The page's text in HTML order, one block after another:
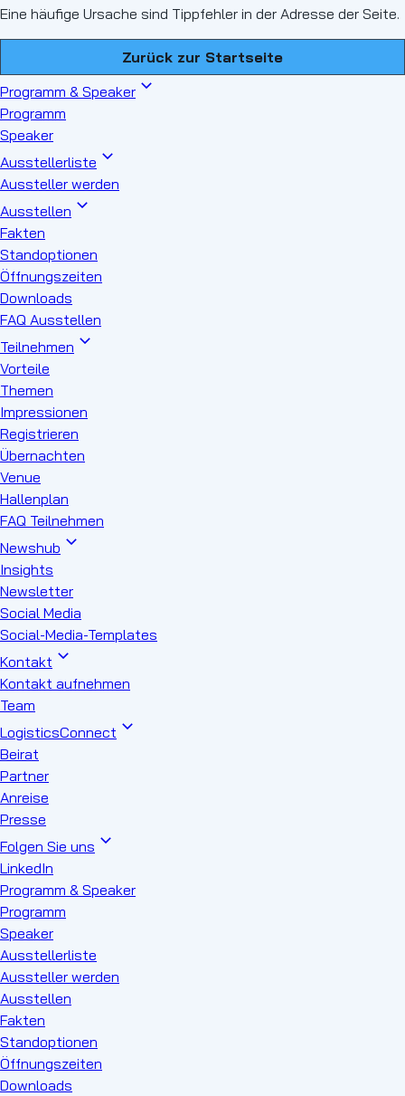
Eine häufige Ursache sind Tippfehler in der Adresse der Seite.
Zurück zur Startseite
Programm & Speaker
Programm
Speaker
Ausstellerliste
Aussteller werden
Ausstellen
Fakten
Standoptionen
Öffnungszeiten
Downloads
FAQ Ausstellen
Teilnehmen
Vorteile
Themen
Impressionen
Registrieren
Übernachten
Venue
Hallenplan
FAQ Teilnehmen
Newshub
Insights
Newsletter
Social Media
Social-Media-Templates
Kontakt
Kontakt aufnehmen
Team
LogisticsConnect
Beirat
Partner
Anreise
Presse
Folgen Sie uns
LinkedIn
Programm & Speaker
Programm
Speaker
Ausstellerliste
Aussteller werden
Ausstellen
Fakten
Standoptionen
Öffnungszeiten
Downloads